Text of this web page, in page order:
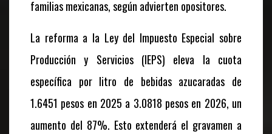
familias mexicanas, según advierten opositores.
La reforma a la Ley del Impuesto Especial sobre
Producción y Servicios (IEPS) eleva la cuota
específica por litro de bebidas azucaradas de
1.6451 pesos en 2025 a 3.0818 pesos en 2026, un
aumento del 87%. Esto extenderá el gravamen a